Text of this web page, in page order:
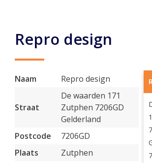
Repro design
Naam Repro design
Straat
De waarden 171
Zutphen 7206GD
Gelderland
Postcode
7206GD
Plaats
Zutphen